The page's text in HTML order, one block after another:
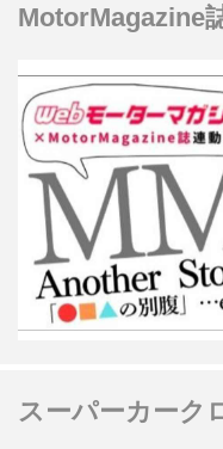
MotorMagazine
スーパーカーク